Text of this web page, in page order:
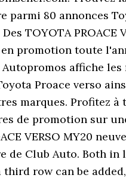
parmi 80 annonces
TOYOTA PROACE
en promotion toute
Autopromos affiche les
Proace verso
marques. Profitez à
de promotion sur
VERSO MY20
de Club Auto. Both in
third row can be